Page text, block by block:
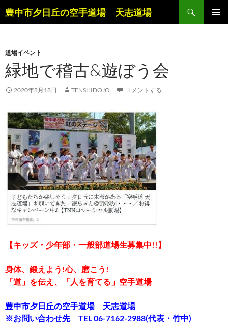
ン
ツ
へ
ス
キ
プ
豊中市夕日丘の空手道場 天志道場
検
索
道場イベント
緑地で稽古&遊ぼう会
2020年8月18日 TENSHIDOJO コメントする
【キッズ・少年部・一般部道場生募集中!!】
身体、鍛えよう!心、磨こう!
「道」を伝え、「人を育てる」空手道場
豊中市夕日丘の空手道場 天志道場
※お問い合わせ先 TEL 06-7162-2988(代表・竹中)